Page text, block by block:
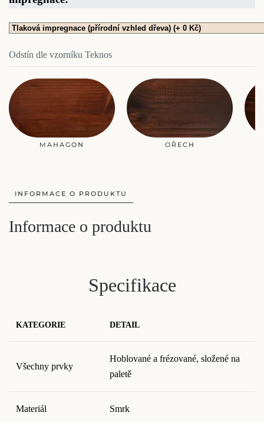
Odstín dle vzorníku Teknos
MAHAGON OŘECH
INFORMACE O PRODUKTU
Informace o produktu
Specifikace
KATEGORIE DETAIL
Všechny prvky
Hoblované a frézované, složené na
paletě
Materiál Smrk